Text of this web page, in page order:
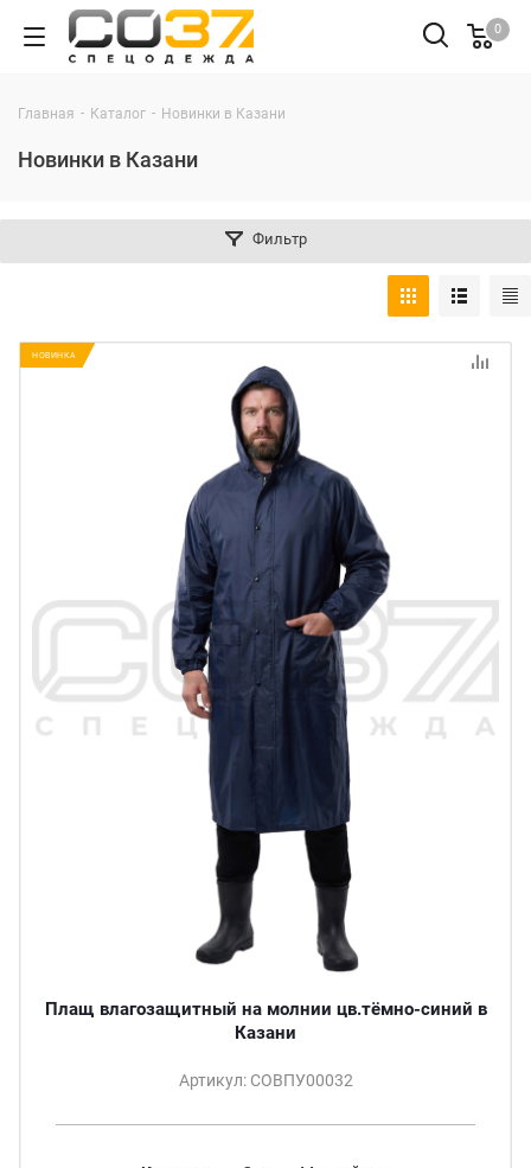
0
Главная - Каталог - Новинки в Казани
Новинки в Казани
Фильтр
НОВИНКА
Плащ влагозащитный на молнии цв.тёмно-синий в
Казани
Артикул: СОВПУ00032